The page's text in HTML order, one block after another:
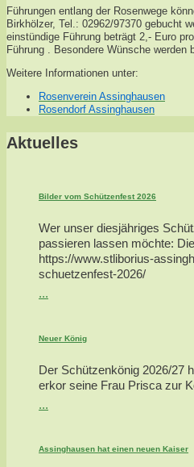
Führungen entlang der Rosenwege
Birkhölzer, Tel.: 02962/97370 gebucht
einstündige Führung beträgt 2,- Euro
Führung . Besondere Wünsche werden
Weitere Informationen unter:
Rosenverein Assinghausen
Rosendorf Assinghausen
Aktuelles
Bilder vom Schützenfest 2026
Wer unser diesjähriges
passieren lassen möchte:
https://www.stliborius-
schuetzenfest-2026/
...
Neuer König
Der Schützenkönig 2026/27
erkor seine Frau Prisca zur
...
Assinghausen hat einen neuen Kaiser